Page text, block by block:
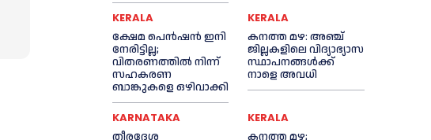
KERALA
ക്ഷേമ പെൻഷൻ ഇനി
നേരിട്ടില്ല;
വിതരണത്തിൽ നിന്ന്
സഹകരണ
ബാങ്കുകളെ ഒഴിവാക്കി
KERALA
കനത്ത മഴ: അഞ്ച്
ജില്ലകളിലെ വിദ്യാഭ്യാസ
സ്ഥാപനങ്ങൾക്ക്
നാളെ അവധി
KARNATAKA KERALA